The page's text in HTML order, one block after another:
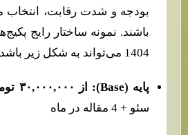
بودجه و شدت رقابت، انتخاب
باشند. نمونه ساختار رایج
1404 می‌تواند به شکل زیر باشد:
پایه (Base): از ۳۰,۰۰۰,۰۰۰ تومان
سئو + 4 مقاله در ماه